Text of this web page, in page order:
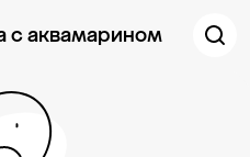
с аквамарином